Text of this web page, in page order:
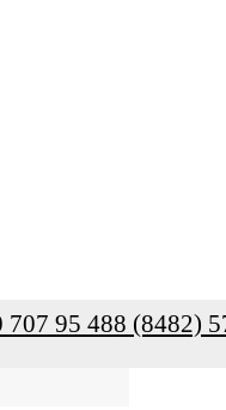
707 95 488 (8482)